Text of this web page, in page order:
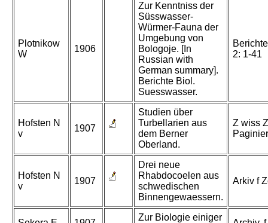
Plotnikow
W
1906
Zur Kenntniss der
Süsswasser-
Würmer-Fauna der
Umgebung von
Bologoje. [In
Russian with
German summary].
Berichte Biol.
Suesswasser.
2: 1-41
Hofsten N
v
1907
Studien über
Turbellarien aus
dem Berner
Oberland.
Z wiss
Hofsten N
v
1907
Drei neue
Rhabdocoelen aus
schwedischen
Binnengewaessern.
Arkiv f
Zur Biologie einiger